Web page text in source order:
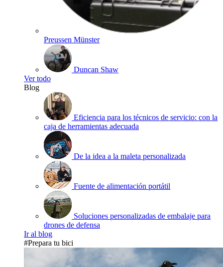
Preussen Münster
Duncan Shaw
Ver todo
Blog
Eficiencia para los técnicos de servicio: con la
caja de herramientas adecuada
De la idea a la maleta personalizada
Fuente de alimentación portátil
Soluciones personalizadas de embalaje para
drones de defensa
Ir al blog
#Prepara tu bici